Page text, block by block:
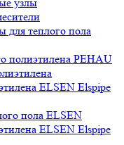
для теплого пола
полиэтилена PEHAU
ELSEN Elspipe
пола ELSEN
ELSEN Elspipe